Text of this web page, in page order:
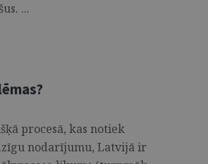
...
procesā, kas notiek
nodarījumu, Latvijā ir